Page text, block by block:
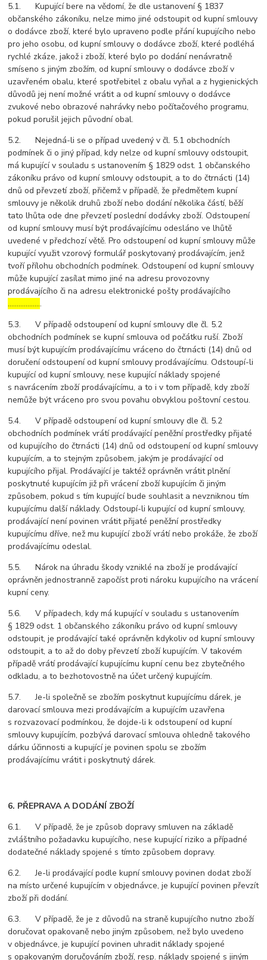
5.1. Kupující bere na vědomí, že dle ustanovení § 1837
občanského zákoníku, nelze mimo jiné odstoupit od kupní smlouvy
o dodávce zboží, které bylo upraveno podle přání kupujícího nebo
pro jeho osobu, od kupní smlouvy o dodávce zboží, které podléhá
rychlé zkáze, jakož i zboží, které bylo po dodání nenávratně
smíseno s jiným zbožím, od kupní smlouvy o dodávce zboží v
uzavřeném obalu, které spotřebitel z obalu vyňal a z hygienických
důvodů jej není možné vrátit a od kupní smlouvy o dodávce
zvukové nebo obrazové nahrávky nebo počítačového programu,
pokud porušil jejich původní obal.
5.2. Nejedná-li se o případ uvedený v čl. 5.1 obchodních
podmínek či o jiný případ, kdy nelze od kupní smlouvy odstoupit,
má kupující v souladu s ustanovením § 1829 odst. 1 občanského
zákoníku právo od kupní smlouvy odstoupit, a to do čtrnácti (14)
dnů od převzetí zboží, přičemž v případě, že předmětem kupní
smlouvy je několik druhů zboží nebo dodání několika částí, běží
tato lhůta ode dne převzetí poslední dodávky zboží. Odstoupení
od kupní smlouvy musí být prodávajícímu odesláno ve lhůtě
uvedené v předchozí větě. Pro odstoupení od kupní smlouvy může
kupující využit vzorový formulář poskytovaný prodávajícím, jenž
tvoří přílohu obchodních podmínek. Odstoupení od kupní smlouvy
může kupující zasílat mimo jiné na adresu provozovny
prodávajícího či na adresu elektronické pošty prodávajícího
……………….
5.3. V případě odstoupení od kupní smlouvy dle čl. 5.2
obchodních podmínek se kupní smlouva od počátku ruší. Zboží
musí být kupujícím prodávajícímu vráceno do čtrnácti (14) dnů od
doručení odstoupení od kupní smlouvy prodávajícímu. Odstoupí-li
kupující od kupní smlouvy, nese kupující náklady spojené
s navrácením zboží prodávajícímu, a to i v tom případě, kdy zboží
nemůže být vráceno pro svou povahu obvyklou poštovní cestou.
5.4. V případě odstoupení od kupní smlouvy dle čl. 5.2
obchodních podmínek vrátí prodávající peněžní prostředky přijaté
od kupujícího do čtrnácti (14) dnů od odstoupení od kupní smlouvy
kupujícím, a to stejným způsobem, jakým je prodávající od
kupujícího přijal. Prodávající je taktéž oprávněn vrátit plnění
poskytnuté kupujícím již při vrácení zboží kupujícím či jiným
způsobem, pokud s tím kupující bude souhlasit a nevzniknou tím
kupujícímu další náklady. Odstoupí-li kupující od kupní smlouvy,
prodávající není povinen vrátit přijaté peněžní prostředky
kupujícímu dříve, než mu kupující zboží vrátí nebo prokáže, že zboží
prodávajícímu odeslal.
5.5. Nárok na úhradu škody vzniklé na zboží je prodávající
oprávněn jednostranně započíst proti nároku kupujícího na vrácení
kupní ceny.
5.6. V případech, kdy má kupující v souladu s ustanovením
§ 1829 odst. 1 občanského zákoníku právo od kupní smlouvy
odstoupit, je prodávající také oprávněn kdykoliv od kupní smlouvy
odstoupit, a to až do doby převzetí zboží kupujícím. V takovém
případě vrátí prodávající kupujícímu kupní cenu bez zbytečného
odkladu, a to bezhotovostně na účet určený kupujícím.
5.7. Je-li společně se zbožím poskytnut kupujícímu dárek, je
darovací smlouva mezi prodávajícím a kupujícím uzavřena
s rozvazovací podmínkou, že dojde-li k odstoupení od kupní
smlouvy kupujícím, pozbývá darovací smlouva ohledně takového
dárku účinnosti a kupující je povinen spolu se zbožím
prodávajícímu vrátit i poskytnutý dárek.
6. PŘEPRAVA A DODÁNÍ ZBOŽÍ
6.1. V případě, že je způsob dopravy smluven na základě
zvláštního požadavku kupujícího, nese kupující riziko a případné
dodatečné náklady spojené s tímto způsobem dopravy.
6.2. Je-li prodávající podle kupní smlouvy povinen dodat zboží
na místo určené kupujícím v objednávce, je kupující povinen převzít
zboží při dodání.
6.3. V případě, že je z důvodů na straně kupujícího nutno zboží
doručovat opakovaně nebo jiným způsobem, než bylo uvedeno
v objednávce, je kupující povinen uhradit náklady spojené
s opakovaným doručováním zboží, resp. náklady spojené s jiným